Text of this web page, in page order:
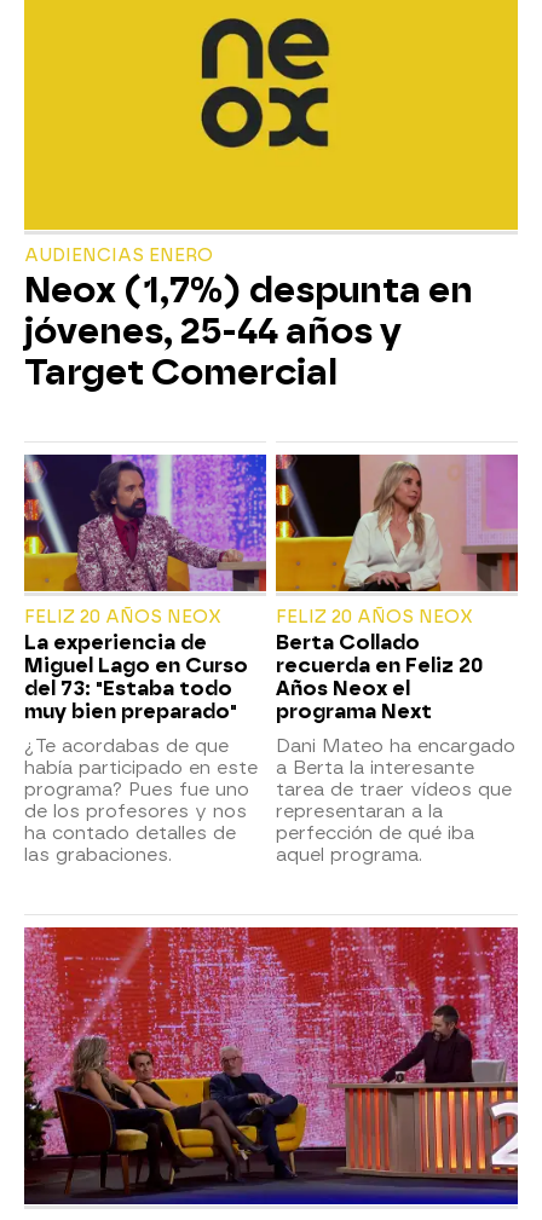
AUDIENCIAS ENERO
Neox (1,7%) despunta en
jóvenes, 25-44 años y
Target Comercial
FELIZ 20 AÑOS NEOX
La experiencia de
Miguel Lago en Curso
del 73: "Estaba todo
muy bien preparado"
¿Te acordabas de que
había participado en este
programa? Pues fue uno
de los profesores y nos
ha contado detalles de
las grabaciones.
FELIZ 20 AÑOS NEOX
Berta Collado
recuerda en Feliz 20
Años Neox el
programa Next
Dani Mateo ha encargado
a Berta la interesante
tarea de traer vídeos que
representaran a la
perfección de qué iba
aquel programa.